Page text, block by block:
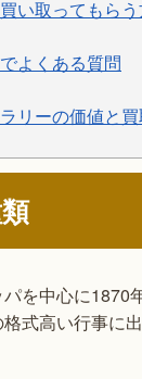
い取ってもら
よくある質問
リーの価値と
を中心に1870
式高い行事に